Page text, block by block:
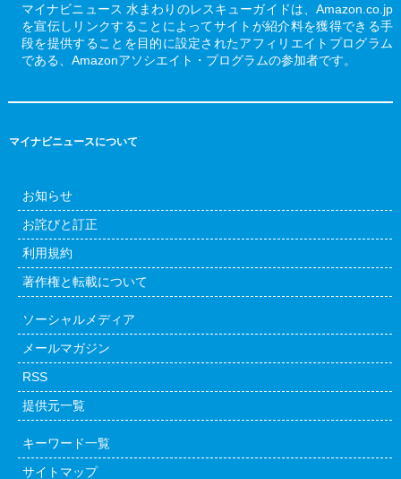
マイナビニュース 水まわりのレスキューガイドは、Amazon.co.jp
を宣伝しリンクすることによってサイトが紹介料を獲得できる手
段を提供することを目的に設定されたアフィリエイトプログラム
である、Amazonアソシエイト・プログラムの参加者です。
マイナビニュースについて
お知らせ
お詫びと訂正
利用規約
著作権と転載について
ソーシャルメディア
メールマガジン
RSS
提供元一覧
キーワード一覧
サイトマップ